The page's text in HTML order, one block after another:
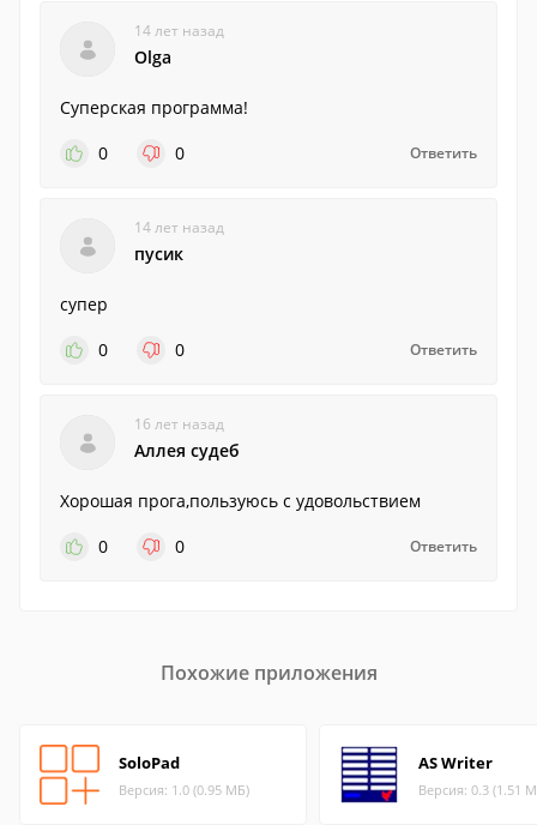
14 лет назад
Olga
Суперская программа!
0
0 Ответить
14 лет назад
пусик
супер
0
0 Ответить
16 лет назад
Аллея судеб
Хорошая прога,пользуюсь с удовольствием
0
0 Ответить
Похожие приложения
SoloPad
Версия: 1.0 (0.95 МБ)
AS Writer
Версия: 0.3 (1.51